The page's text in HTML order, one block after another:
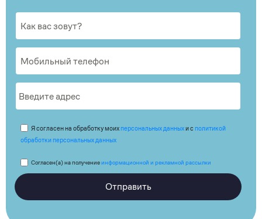
Я согласен на обработку моих персональных данныхи с политикой
обработки персональных данных
Согласен(а) на получениеинформационной и рекламной рассылки
Отправить